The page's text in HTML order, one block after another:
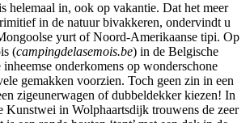
helemaal in, ook op vakantie. Dat het meer
in de natuur bivakkeren, ondervindt u
yurt of Noord-Amerikaanse tipi. Op
(campingdelasemois.be) in de Belgische
onderkomens op wonderschone
gemakken voorzien. Toch geen zin in een
zigeunerwagen of dubbeldekker kiezen! In
Kunstwei in Wolphaartsdijk trouwens de zeer